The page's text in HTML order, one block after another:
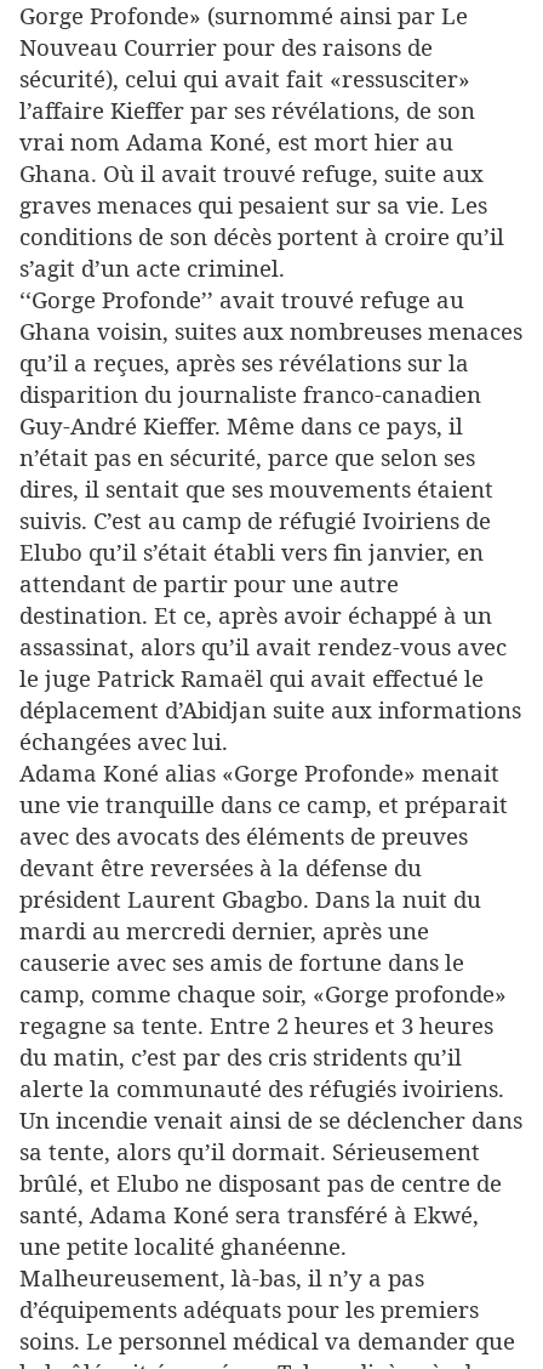
Gorge Profonde» (surnommé ainsi par Le
Nouveau Courrier pour des raisons de
sécurité), celui qui avait fait «ressusciter»
l’affaire Kieffer par ses révélations, de son
vrai nom Adama Koné, est mort hier au
Ghana. Où il avait trouvé refuge, suite aux
graves menaces qui pesaient sur sa vie. Les
conditions de son décès portent à croire qu’il
s’agit d’un acte criminel.
‘‘Gorge Profonde’’ avait trouvé refuge au
Ghana voisin, suites aux nombreuses menaces
qu’il a reçues, après ses révélations sur la
disparition du journaliste franco-canadien
Guy-André Kieffer. Même dans ce pays, il
n’était pas en sécurité, parce que selon ses
dires, il sentait que ses mouvements étaient
suivis. C’est au camp de réfugié Ivoiriens de
Elubo qu’il s’était établi vers fin janvier, en
attendant de partir pour une autre
destination. Et ce, après avoir échappé à un
assassinat, alors qu’il avait rendez-vous avec
le juge Patrick Ramaël qui avait effectué le
déplacement d’Abidjan suite aux informations
échangées avec lui.
Adama Koné alias «Gorge Profonde» menait
une vie tranquille dans ce camp, et préparait
avec des avocats des éléments de preuves
devant être reversées à la défense du
président Laurent Gbagbo. Dans la nuit du
mardi au mercredi dernier, après une
causerie avec ses amis de fortune dans le
camp, comme chaque soir, «Gorge profonde»
regagne sa tente. Entre 2 heures et 3 heures
du matin, c’est par des cris stridents qu’il
alerte la communauté des réfugiés ivoiriens.
Un incendie venait ainsi de se déclencher dans
sa tente, alors qu’il dormait. Sérieusement
brûlé, et Elubo ne disposant pas de centre de
santé, Adama Koné sera transféré à Ekwé,
une petite localité ghanéenne.
Malheureusement, là-bas, il n’y a pas
d’équipements adéquats pour les premiers
soins. Le personnel médical va demander que